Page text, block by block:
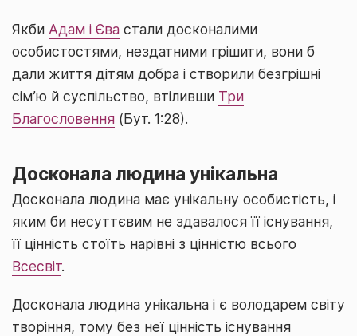
Якби Адам і Єва стали досконалими
особистостями, нездатними грішити, вони б
дали життя дітям добра і створили безгрішні
сім’ю й суспільство, втіливши Три
Благословення (Бут. 1:28).
Досконала людина унікальна
Досконала людина має унікальну особистість, і
яким би несуттєвим не здавалося її існування,
її цінність стоїть нарівні з цінністю всього
Всесвіт.
Досконала людина унікальна і є володарем світу
творіння, тому без неї цінність існування